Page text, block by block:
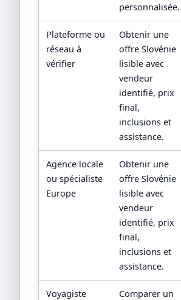
personnalisée.
Plateforme ou
réseau à
vérifier
Obtenir une
offre Slovénie
lisible avec
vendeur
identifié, prix
final,
inclusions et
assistance.
Agence locale
ou spécialiste
Europe
Obtenir une
offre Slovénie
lisible avec
vendeur
identifié, prix
final,
inclusions et
assistance.
Voyagiste
Comparer un